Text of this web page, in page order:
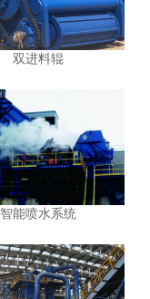
双进料辊
智能喷水系统